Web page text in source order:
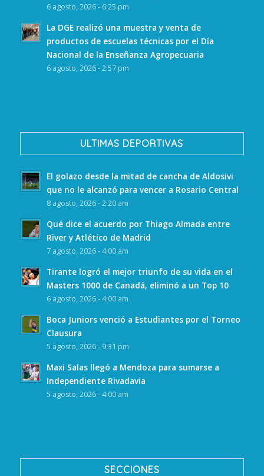
6 agosto, 2026 - 6:25 pm
La DGE realizó una muestra y venta de
productos de escuelas técnicas por el Día
Nacional de la Enseñanza Agropecuaria
6 agosto, 2026 - 2:57 pm
ULTIMAS DEPORTIVAS
El golazo desde la mitad de cancha de Aldosivi
que no le alcanzó para vencer a Rosario Central
8 agosto, 2026 - 2:20 am
Qué dice el acuerdo por Thiago Almada entre
River y Atlético de Madrid
7 agosto, 2026 - 4:00 am
Tirante logró el mejor triunfo de su vida en el
Masters 1000 de Canadá, eliminó a un Top 10
6 agosto, 2026 - 4:00 am
Boca Juniors venció a Estudiantes por el Torneo
Clausura
5 agosto, 2026 - 9:31 pm
Maxi Salas llegó a Mendoza para sumarse a
Independiente Rivadavia
5 agosto, 2026 - 4:00 am
SECCIONES